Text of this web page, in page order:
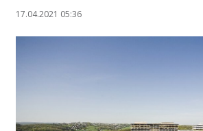
17.04.2021 05:36